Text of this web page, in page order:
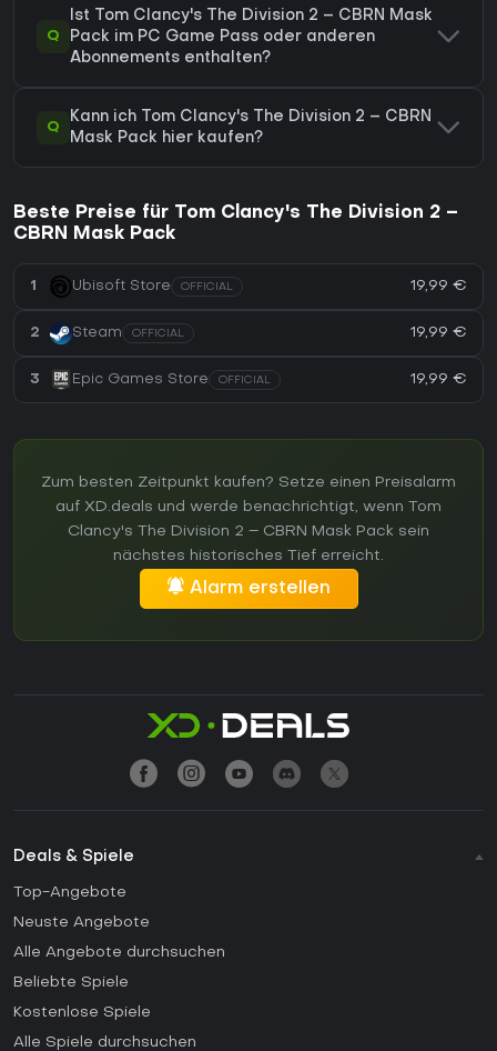
Q
Ist Tom Clancy's The Division 2 – CBRN Mask
Pack im PC Game Pass oder anderen
Abonnements enthalten?
Q
Kann ich Tom Clancy's The Division 2 – CBRN
Mask Pack hier kaufen?
Beste Preise für Tom Clancy's The Division 2 –
CBRN Mask Pack
1 Ubisoft Store OFFICIAL 19,99 €
2 Steam OFFICIAL 19,99 €
3 Epic Games Store OFFICIAL 19,99 €
Zum besten Zeitpunkt kaufen? Setze einen Preisalarm
auf XD.deals und werde benachrichtigt, wenn Tom
Clancy's The Division 2 – CBRN Mask Pack sein
nächstes historisches Tief erreicht.
Alarm erstellen
Deals & Spiele
Top-Angebote
Neuste Angebote
Alle Angebote durchsuchen
Beliebte Spiele
Kostenlose Spiele
Alle Spiele durchsuchen